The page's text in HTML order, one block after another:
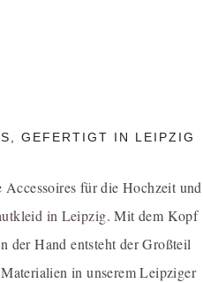
GEFERTIGT IN LEIPZIG
für die Hochzeit und
in Leipzig. Mit dem Kopf
der Hand entsteht der Großteil
in unserem Leipziger